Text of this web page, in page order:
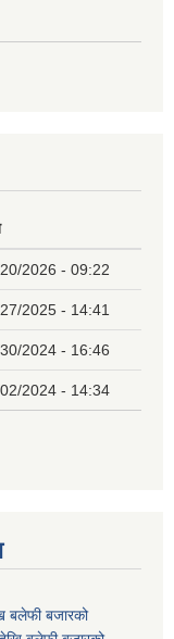
2026 - 09:22
2025 - 14:41
2024 - 16:46
2024 - 14:34
बलेफी बजारको